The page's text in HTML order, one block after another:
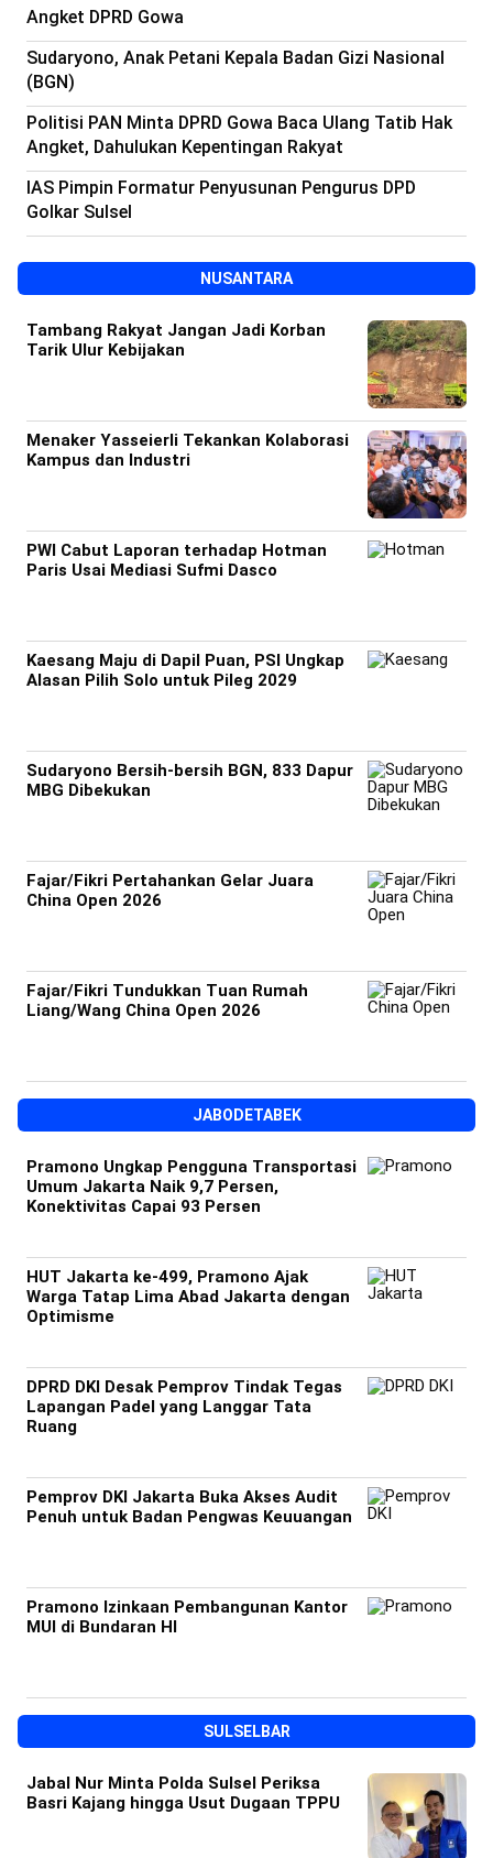
Angket DPRD Gowa
Sudaryono, Anak Petani Kepala Badan Gizi Nasional
(BGN)
Politisi PAN Minta DPRD Gowa Baca Ulang Tatib Hak
Angket, Dahulukan Kepentingan Rakyat
IAS Pimpin Formatur Penyusunan Pengurus DPD
Golkar Sulsel
NUSANTARA
Tambang Rakyat Jangan Jadi Korban
Tarik Ulur Kebijakan
Menaker Yasseierli Tekankan Kolaborasi
Kampus dan Industri
PWI Cabut Laporan terhadap Hotman
Paris Usai Mediasi Sufmi Dasco
Kaesang Maju di Dapil Puan, PSI Ungkap
Alasan Pilih Solo untuk Pileg 2029
Sudaryono Bersih-bersih BGN, 833 Dapur
MBG Dibekukan
Fajar/Fikri Pertahankan Gelar Juara
China Open 2026
Fajar/Fikri Tundukkan Tuan Rumah
Liang/Wang China Open 2026
JABODETABEK
Pramono Ungkap Pengguna Transportasi
Umum Jakarta Naik 9,7 Persen,
Konektivitas Capai 93 Persen
HUT Jakarta ke-499, Pramono Ajak
Warga Tatap Lima Abad Jakarta dengan
Optimisme
DPRD DKI Desak Pemprov Tindak Tegas
Lapangan Padel yang Langgar Tata
Ruang
Pemprov DKI Jakarta Buka Akses Audit
Penuh untuk Badan Pengwas Keuuangan
Pramono Izinkaan Pembangunan Kantor
MUI di Bundaran HI
SULSELBAR
Jabal Nur Minta Polda Sulsel Periksa
Basri Kajang hingga Usut Dugaan TPPU